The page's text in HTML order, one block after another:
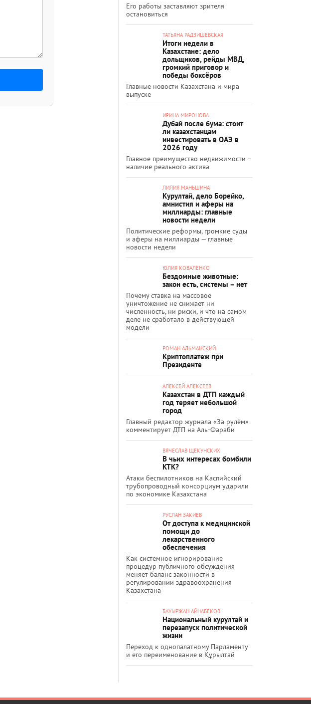
Его работы заставляют зрителя
остановиться
ТАТЬЯНА РАДЗИШЕВСКАЯ
Итоги недели в
Казахстане: дело
дольщиков, рейды МВД,
громкий приговор и
победы боксёров
Главные новости Казахстана и мира
выпуске
ИРИНА МИРОНОВА
Дубай после бума: стоит
ли казахстанцам
инвестировать в ОАЭ в
2026 году
Главное преимущество недвижимости –
наличие реального актива
ЛИЛИЯ МАНЬШИНА
Курултай, дело Борейко,
амнистия и аферы на
миллиарды: главные
новости недели
Политические реформы, громкие суды
и аферы на миллиарды — главные
новости недели
ЮЛИЯ КОВАЛЕНКО
Бездомные животные:
закон есть, системы – нет
Почему ставка на массовое
уничтожение не снижает ни
численность, ни риски, и что на самом
деле не сработало в действующей
модели
РОМАН АЛЬМАНСКИЙ
Криптоплатеж при
Президенте
АЛЕКСЕЙ АЛЕКСЕЕВ
Казахстан в ДТП каждый
год теряет небольшой
город
Главный редактор журнала «За рулём»
комментирует ДТП на Аль-Фараби
ВЯЧЕСЛАВ ЩЕКУНСКИХ
В чьих интересах бомбили
КТК?
Атаки беспилотников на Каспийский
трубопроводный консорциум ударили
по экономике Казахстана
РУСЛАН ЗАКИЕВ
От доступа к медицинской
помощи до
лекарственного
обеспечения
Как системное игнорирование
процедур публичного обсуждения
меняет баланс законности в
регулировании здравоохранения
Казахстана
БАУЫРЖАН АЙНАБЕКОВ
Национальный курултай и
перезапуск политической
жизни
Переход к однопалатному Парламенту
и его переименование в Құрылтай